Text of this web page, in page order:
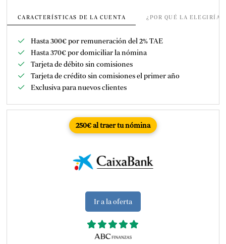
CARACTERÍSTICAS DE LA CUENTA ¿POR QUÉ LA
Hasta 300€ por remuneración del 2% TAE
Hasta 370€ por domiciliar la nómina
Tarjeta de débito sin comisiones
Tarjeta de crédito sin comisiones el primer año
Exclusiva para nuevos clientes
250€ al traer tu nómina
Ir a la oferta